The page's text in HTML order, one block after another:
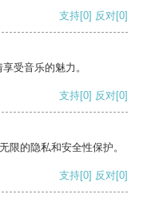
支持[0] 反对[0]
受音乐的魅力。
支持[0] 反对[0]
限的隐私和安全性保护。
支持[0] 反对[0]